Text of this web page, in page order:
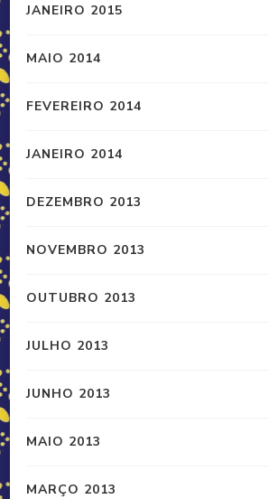
JANEIRO 2015
MAIO 2014
FEVEREIRO 2014
JANEIRO 2014
DEZEMBRO 2013
NOVEMBRO 2013
OUTUBRO 2013
JULHO 2013
JUNHO 2013
MAIO 2013
MARÇO 2013